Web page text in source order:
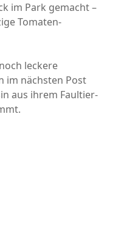
im Park gemacht –
Tomaten-
leckere
im nächsten Post
aus ihrem Faultier-